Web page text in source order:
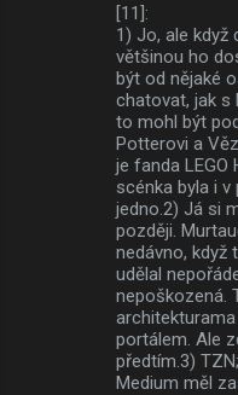
[11]:
1) Jo, ale když
většinou ho
být od nějaké
chatovat, jak s
to mohl být
Potterovi a
je fanda LEGO
scénka byla i v
jedno.2) Já si
později.
nedávno, když
udělal
nepoškozená.
portálem. Ale
předtím.3)
Medium měl